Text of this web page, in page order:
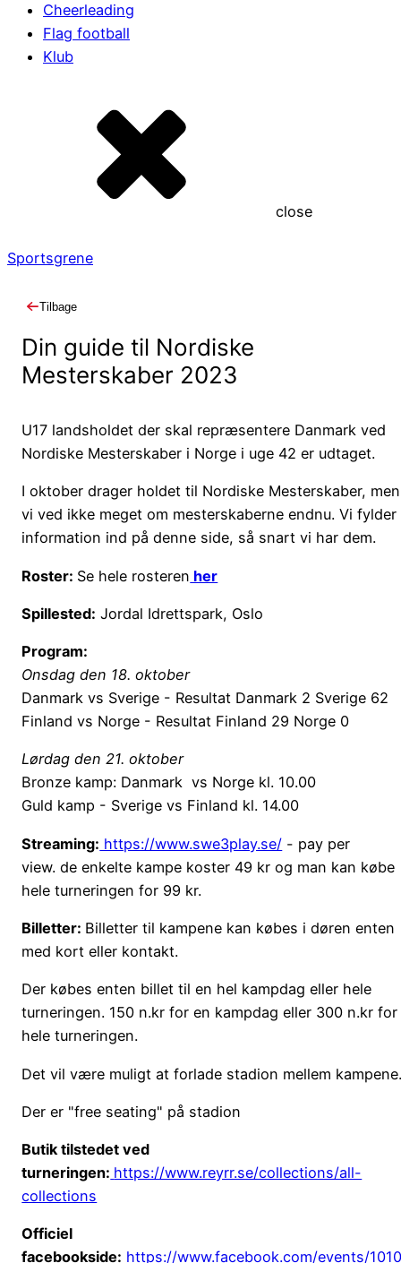
Cheerleading
Flag football
Klub
close
Sportsgrene
Tilbage
Din guide til Nordiske
Mesterskaber 2023
U17 landsholdet der skal repræsentere Danmark ved
Nordiske Mesterskaber i Norge i uge 42 er udtaget.
I oktober drager holdet til Nordiske Mesterskaber, men
vi ved ikke meget om mesterskaberne endnu. Vi fylder
information ind på denne side, så snart vi har dem.
Roster: Se hele rosteren her
Spillested: Jordal Idrettspark, Oslo
Program:
Onsdag den 18. oktober
Danmark vs Sverige - Resultat Danmark 2 Sverige 62
Finland vs Norge - Resultat Finland 29 Norge 0
Lørdag den 21. oktober
Bronze kamp: Danmark vs Norge kl. 10.00
Guld kamp - Sverige vs Finland kl. 14.00
Streaming: https://www.swe3play.se/ - pay per
view. de enkelte kampe koster 49 kr og man kan købe
hele turneringen for 99 kr.
Billetter: Billetter til kampene kan købes i døren enten
med kort eller kontakt.
Der købes enten billet til en hel kampdag eller hele
turneringen. 150 n.kr for en kampdag eller 300 n.kr for
hele turneringen.
Det vil være muligt at forlade stadion mellem
Der er "free seating" på stadion
Butik tilstedet ved
turneringen: https://www.reyrr.se/collections/all-
collections
Officiel
facebookside: https://www.facebook.com/events/